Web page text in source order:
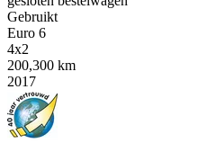
Gebruikt
Euro 6
4x2
200,300 km
2017